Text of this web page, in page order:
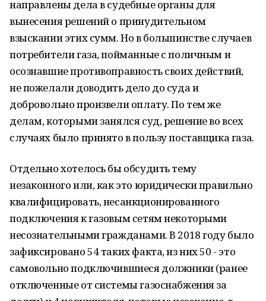
направлены дела в судебные органы для
вынесения решений о принудительном
взыскании этих сумм. Но в большинстве случаев
потребители газа, пойманные с поличным и
осознавшие противоправность своих действий,
не пожелали доводить дело до суда и
добровольно произвели оплату. По тем же
делам, которыми занялся суд, решение во всех
случаях было принято в пользу поставщика газа.
Отдельно хотелось бы обсудить тему
незаконного или, как это юридически правильно
квалифицировать, несанкционированного
подключения к газовым сетям некоторыми
несознательными гражданами. В 2018 году было
зафиксировано 54 таких факта, из них 50 - это
самовольно подключившиеся должники (ранее
отключенные от системы газоснабжения за